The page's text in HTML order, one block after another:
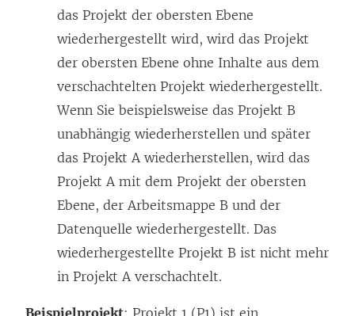
das Projekt der obersten Ebene
wiederhergestellt wird, wird das Projekt
der obersten Ebene ohne Inhalte aus dem
verschachtelten Projekt wiederhergestellt.
Wenn Sie beispielsweise das Projekt B
unabhängig wiederherstellen und später
das Projekt A wiederherstellen, wird das
Projekt A mit dem Projekt der obersten
Ebene, der Arbeitsmappe B und der
Datenquelle wiederhergestellt. Das
wiederhergestellte Projekt B ist nicht mehr
in Projekt A verschachtelt.
Beispielprojekt: Projekt 1 (P1) ist ein